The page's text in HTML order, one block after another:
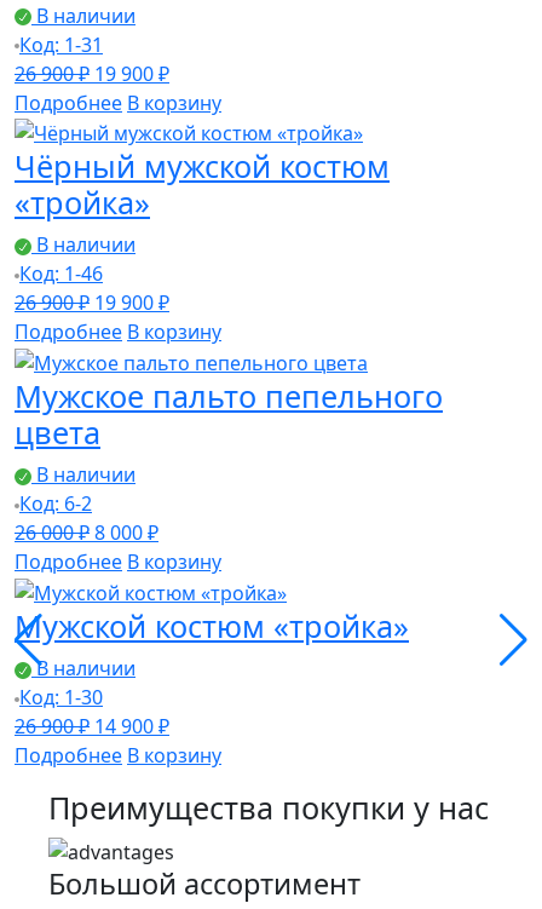
В наличии
Код: 1-31
26 900₽ Первоначальная
цена
составляла
26
900 ₽.
19 900₽Текущая
цена:
19
900 ₽.
Подробнее В корзину
Чёрный мужской костюм
«тройка»
В наличии
Код: 1-46
26 900₽ Первоначальная
цена
составляла
26
900 ₽.
19 900₽Текущая
цена:
19
900 ₽.
Подробнее В корзину
Мужское пальто пепельного
цвета
В наличии
Код: 6-2
26 000₽Первоначальная
цена
составляла
26
000 ₽.
8 000₽Текущая
цена:
8
000 ₽.
Подробнее В корзину
Мужской костюм «тройка»
В наличии
Код: 1-30
26 900₽ Первоначальная
цена
26
900 ₽.
14 900₽Текущая
цена:
900 ₽.
Подробнее В корзину
Преимущества покупки у нас
Большой ассортимент